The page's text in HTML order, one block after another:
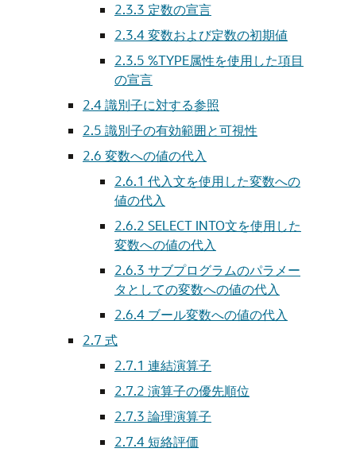
2.3.3 定数の宣言
2.3.4変数および定数の初期値
2.3.5 %TYPE属性を使用した項目
の宣言
2.4識別子に対する参照
2.5 識別子の有効範囲と可視性
2.6 変数への値の代入
2.6.1 代入文を使用した変数への
値の代入
2.6.2 SELECT INTO文を使用した
変数への値の代入
2.6.3 サブプログラムのパラメー
タとしての変数への値の代入
2.6.4 ブール変数への値の代入
2.7 式
2.7.1 連結演算子
2.7.2 演算子の優先順位
2.7.3 論理演算子
2.7.4短絡評価